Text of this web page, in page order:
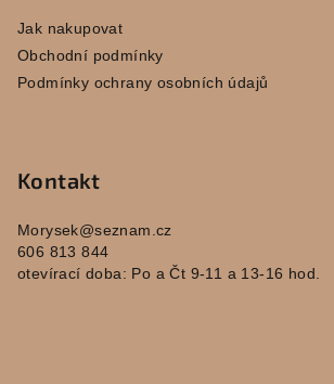
Jak nakupovat
Obchodní podmínky
Podmínky ochrany osobních údajů
Kontakt
Morysek@seznam.cz
606 813 844
otevírací doba: Po a Čt 9-11 a 13-16 hod.